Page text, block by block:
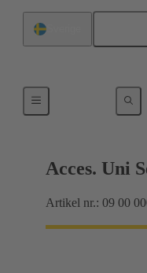
Kabelförskruvningar
Acces. Uni
Artikel nr.: 09 00